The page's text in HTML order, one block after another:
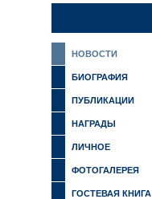
НОВОСТИ
БИОГРАФИЯ
ПУБЛИКАЦИИ
НАГРАДЫ
ЛИЧНОЕ
ФОТОГАЛЕРЕЯ
ГОСТЕВАЯ КНИГА